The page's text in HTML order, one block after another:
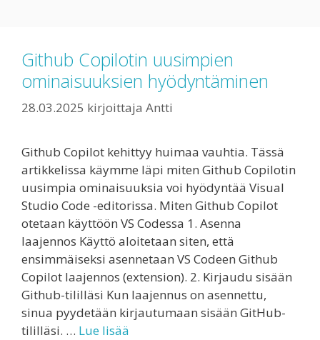
Github Copilotin uusimpien
ominaisuuksien hyödyntäminen
28.03.2025 kirjoittaja Antti
Github Copilot kehittyy huimaa vauhtia. Tässä
artikkelissa käymme läpi miten Github Copilotin
uusimpia ominaisuuksia voi hyödyntää Visual
Studio Code -editorissa. Miten Github Copilot
otetaan käyttöön VS Codessa 1. Asenna
laajennos Käyttö aloitetaan siten, että
ensimmäiseksi asennetaan VS Codeen Github
Copilot laajennos (extension). 2. Kirjaudu sisään
Github-tililläsi Kun laajennus on asennettu,
sinua pyydetään kirjautumaan sisään GitHub-
tililläsi. … Lue lisää